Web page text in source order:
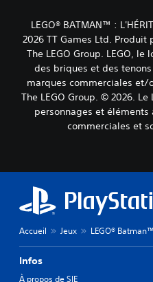
LEGO® BATMAN™ :
2026 TT Games Ltd. Produit
The LEGO Group. LEGO,
des briques et des
marques commerciales
The LEGO Group. © 2026. Le
personnages et éléments
commerciales et
Accueil Jeux LEGO®
Infos
À propos de SIE